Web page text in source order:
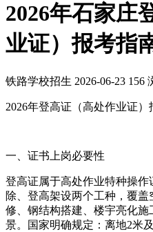
2026年石家庄
业证）报考指
铁路学校招生 2026-06-23 156
2026年登高证（高处作业证）
一、证书上岗必要性
登高证属于高处作业特种操
除、登高架设两个工种，覆
修、钢结构搭建、楼宇亮化
景。国家明确规定：离地2米